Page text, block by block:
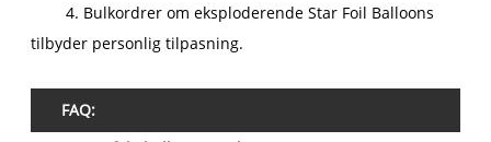
4. Bulkordrer om eksploderende Star Foil Balloons
tilbyder personlig tilpasning.
FAQ: